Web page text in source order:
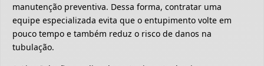
manutenção preventiva. Dessa forma, contratar uma
equipe especializada evita que o entupimento volte em
pouco tempo e também reduz o risco de danos na
tubulação.